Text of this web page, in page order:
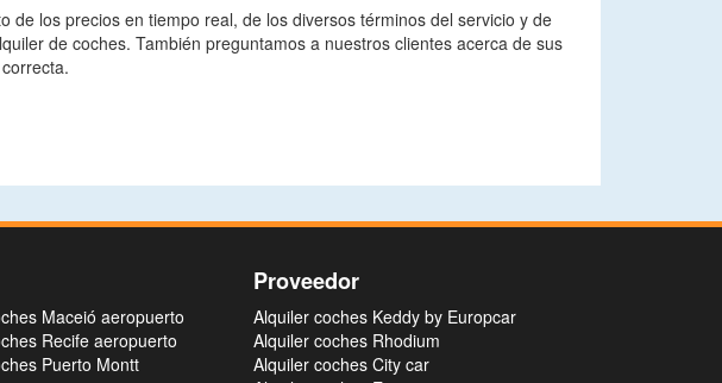
los precios en tiempo real, de los diversos términos del servicio y de
de coches. También preguntamos a nuestros clientes acerca de sus
Maceió aeropuerto
Recife aeropuerto
Puerto Montt
Proveedor
Alquiler coches Keddy by Europcar
Alquiler coches Rhodium
Alquiler coches City car